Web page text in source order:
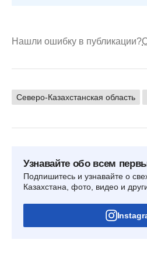
Нашли ошибку в публикации?
Северо-Казахстанская область
Узнавайте обо всем
Подпишитесь и узнавайте о
Казахстана, фото, видео и